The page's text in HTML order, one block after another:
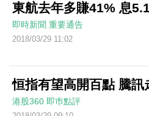
東航去年多賺41% 息
即時新聞 重要通告
2018/03/29 11:02
恒指有望高開百點 騰訊
港股360 即巿點評